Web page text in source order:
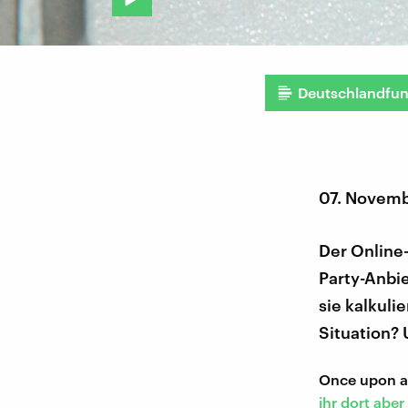
07.
Der
Party-
sie
Situation?
Once upon
ihr dort